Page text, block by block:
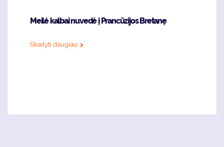
Meilė kalbai nuvedė į Prancūzijos Bretanę
Skaityti daugiau